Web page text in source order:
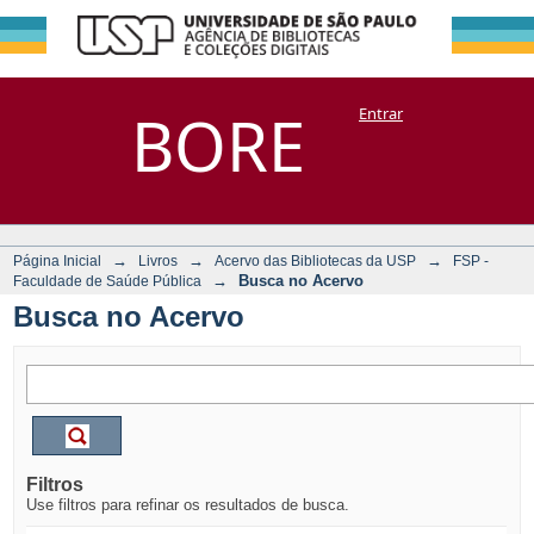
BORE
Busca no Acervo
DSpace/Manakin + CoriscoEntrar
Página Inicial → Livros → Acervo das Bibliotecas da USP →
FSP -
Faculdade de Saúde Pública
→ Busca no Acervo
Busca no Acervo
Filtros
Use filtros para refinar os resultados de busca.